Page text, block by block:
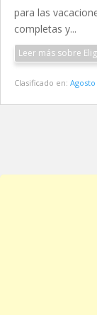
para las
completas y...
Leer más sobre
Clasificado en: Agosto